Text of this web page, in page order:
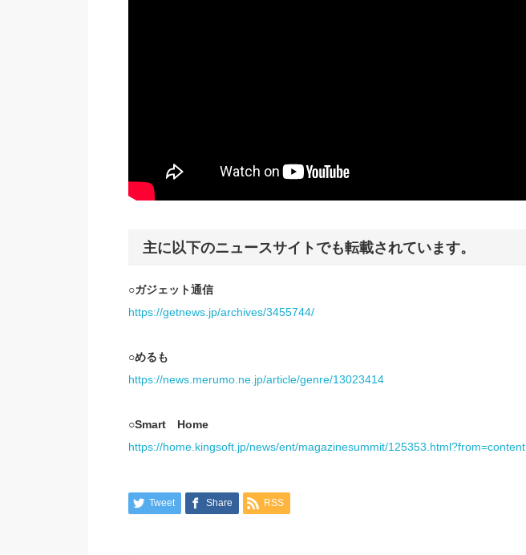
主に以下のニュースサイトでも転載されています。
○ガジェット通信
https://getnews.jp/archives/3455744/
○めるも
https://news.merumo.ne.jp/article/genre/13023414
○Smart Home
https://home.kingsoft.jp/news/ent/magazinesummit/125353.html?from=content
Tweet Share RSS